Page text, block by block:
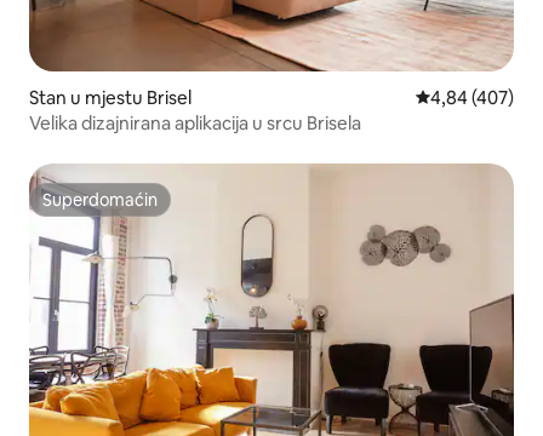
Stan u mjestu Brisel Prosječna
4,84 (407)
Velika dizajnirana aplikacija u srcu Brisela
Superdomaćin
Superdomaćin